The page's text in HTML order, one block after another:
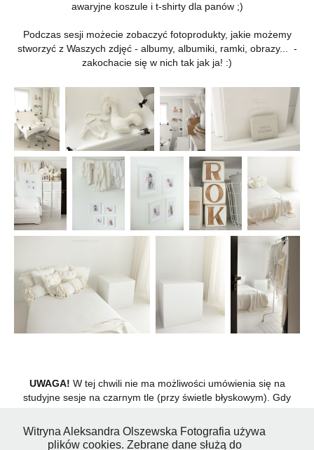
awaryjne koszule i t-shirty dla panów ;)
Podczas sesji możecie zobaczyć fotoprodukty, jakie możemy
stworzyć z Waszych zdjęć - albumy, albumiki, ramki, obrazy... -
zakochacie się w nich tak jak ja! :)
UWAGA! W tej chwili nie ma możliwości umówienia się na
studyjne sesje na czarnym tle (przy świetle błyskowym). Gdy
mojej stronie internetowej :)
Witryna Aleksandra Olszewska Fotografia używa
plików cookies. Zebrane dane służą do